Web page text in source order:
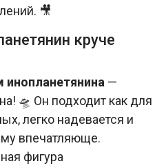
🎥
круче
—
🛸 Он подходит как для
легко надевается и
впечатляюще.
фигура